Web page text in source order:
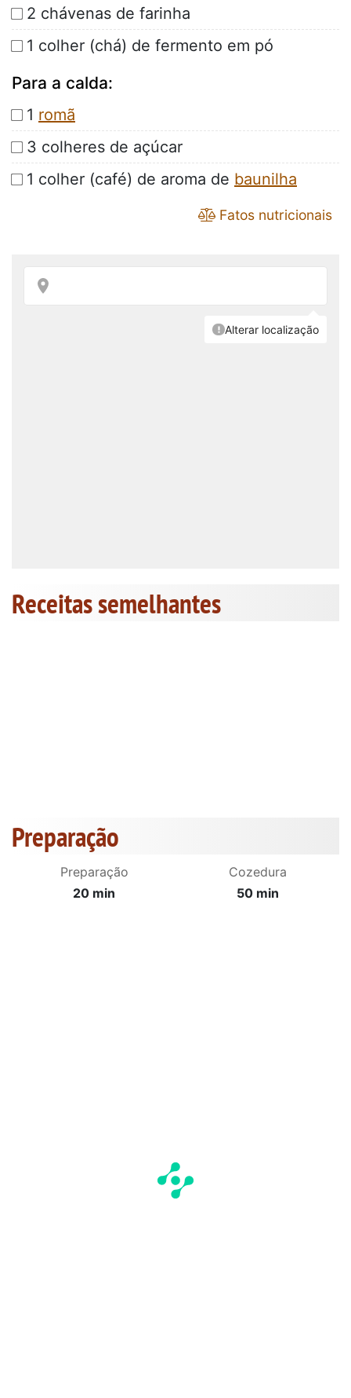
2 chávenas de farinha
1 colher (chá) de fermento em pó
Para a calda:
1 romã
3 colheres de açúcar
1 colher (café) de aroma de baunilha
Fatos nutricionais
Receitas semelhantes
Preparação
Preparação
20 min
Cozedura
50 min